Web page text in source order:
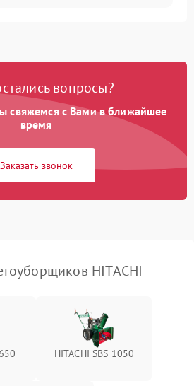
Подробнее →
300 ₽ Подробнее →
Подробнее →
вопросы?
свяжемся с Вами в ближайшее
время
Заказать звонок
HITACHI
HITACHI SBS 1050